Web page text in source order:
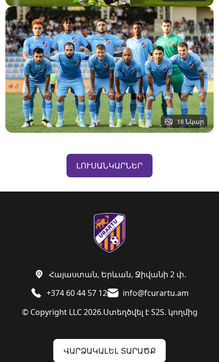
18 Նկար
ԼՈՒՍԱՆԿԱՐՆԵՐ
© Copyright LLC 2026.Ստեղծվել էS2S. կողմից
+374 60 44 57 12 info@fcurartu.am
Հայաստան, Երևան, Ջիվանի 2 փ.
ՎԱՐՁԱԿԱԼԵԼ ՏԱՐԱԾՔ